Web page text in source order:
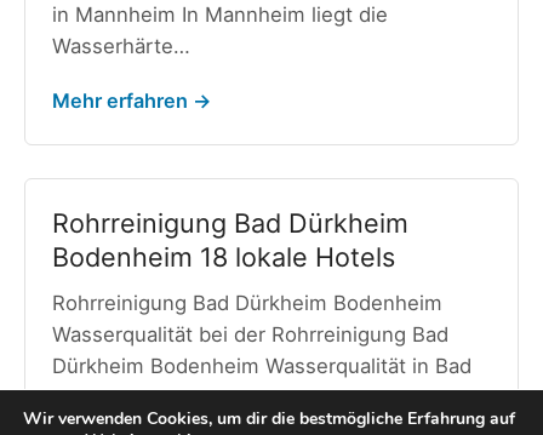
in Mannheim In Mannheim liegt die
Wasserhärte…
Mehr erfahren →
Rohrreinigung Bad Dürkheim
Bodenheim 18 lokale Hotels
Rohrreinigung Bad Dürkheim Bodenheim
Wasserqualität bei der Rohrreinigung Bad
Dürkheim Bodenheim Wasserqualität in Bad
Dürkheim…
Wir verwenden Cookies, um dir die bestmögliche Erfahrung auf